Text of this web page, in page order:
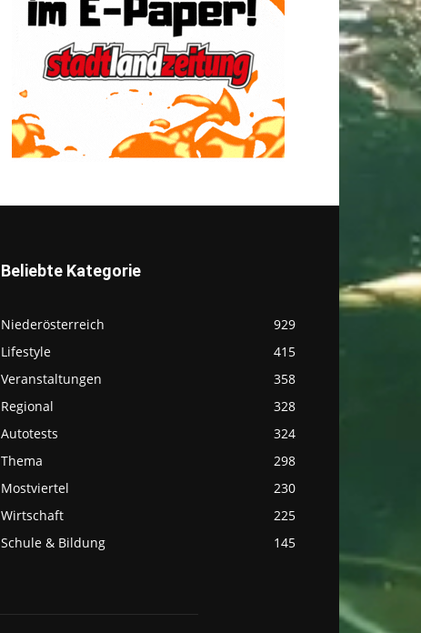
Beliebte Kategorie
Niederösterreich
929
Lifestyle
415
Veranstaltungen
358
Regional
328
Autotests
324
Thema
298
Mostviertel
230
Wirtschaft
225
Schule & Bildung
145